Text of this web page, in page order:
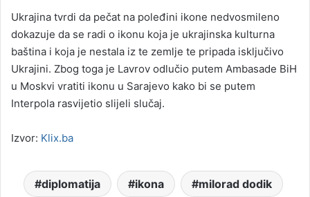
Ukrajina tvrdi da pečat na poleđini ikone nedvosmileno
dokazuje da se radi o ikonu koja je ukrajinska kulturna
baština i koja je nestala iz te zemlje te pripada isključivo
Ukrajini. Zbog toga je Lavrov odlučio putem Ambasade BiH
u Moskvi vratiti ikonu u Sarajevo kako bi se putem
Interpola rasvijetio slijeli slučaj.
Izvor: Klix.ba
diplomatija ikona milorad dodik